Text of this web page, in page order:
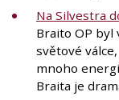
Na Silvestra
Braito OP
světové
mnoho
Braita je